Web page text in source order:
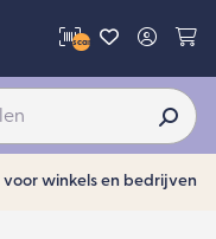
scan
voor winkels en bedrijven